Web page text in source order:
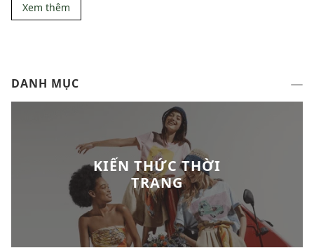
Xem thêm
DANH MỤC
KIẾN THỨC THỜI
TRANG